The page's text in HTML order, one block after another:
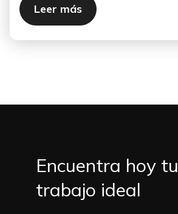
Leer más
Encuentra hoy tu
trabajo ideal